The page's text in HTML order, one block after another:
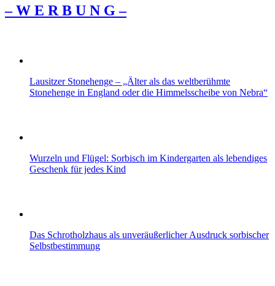
– W Ε R Β U Ν G –
Lausitzer Stonehenge – „Älter als das weltberühmte
Stonehenge in England oder die Himmelsscheibe von Nebra“
Wurzeln und Flügel: Sorbisch im Kindergarten als lebendiges
Geschenk für jedes Kind
Das Schrotholzhaus als unveräußerlicher Ausdruck sorbischer
Selbstbestimmung